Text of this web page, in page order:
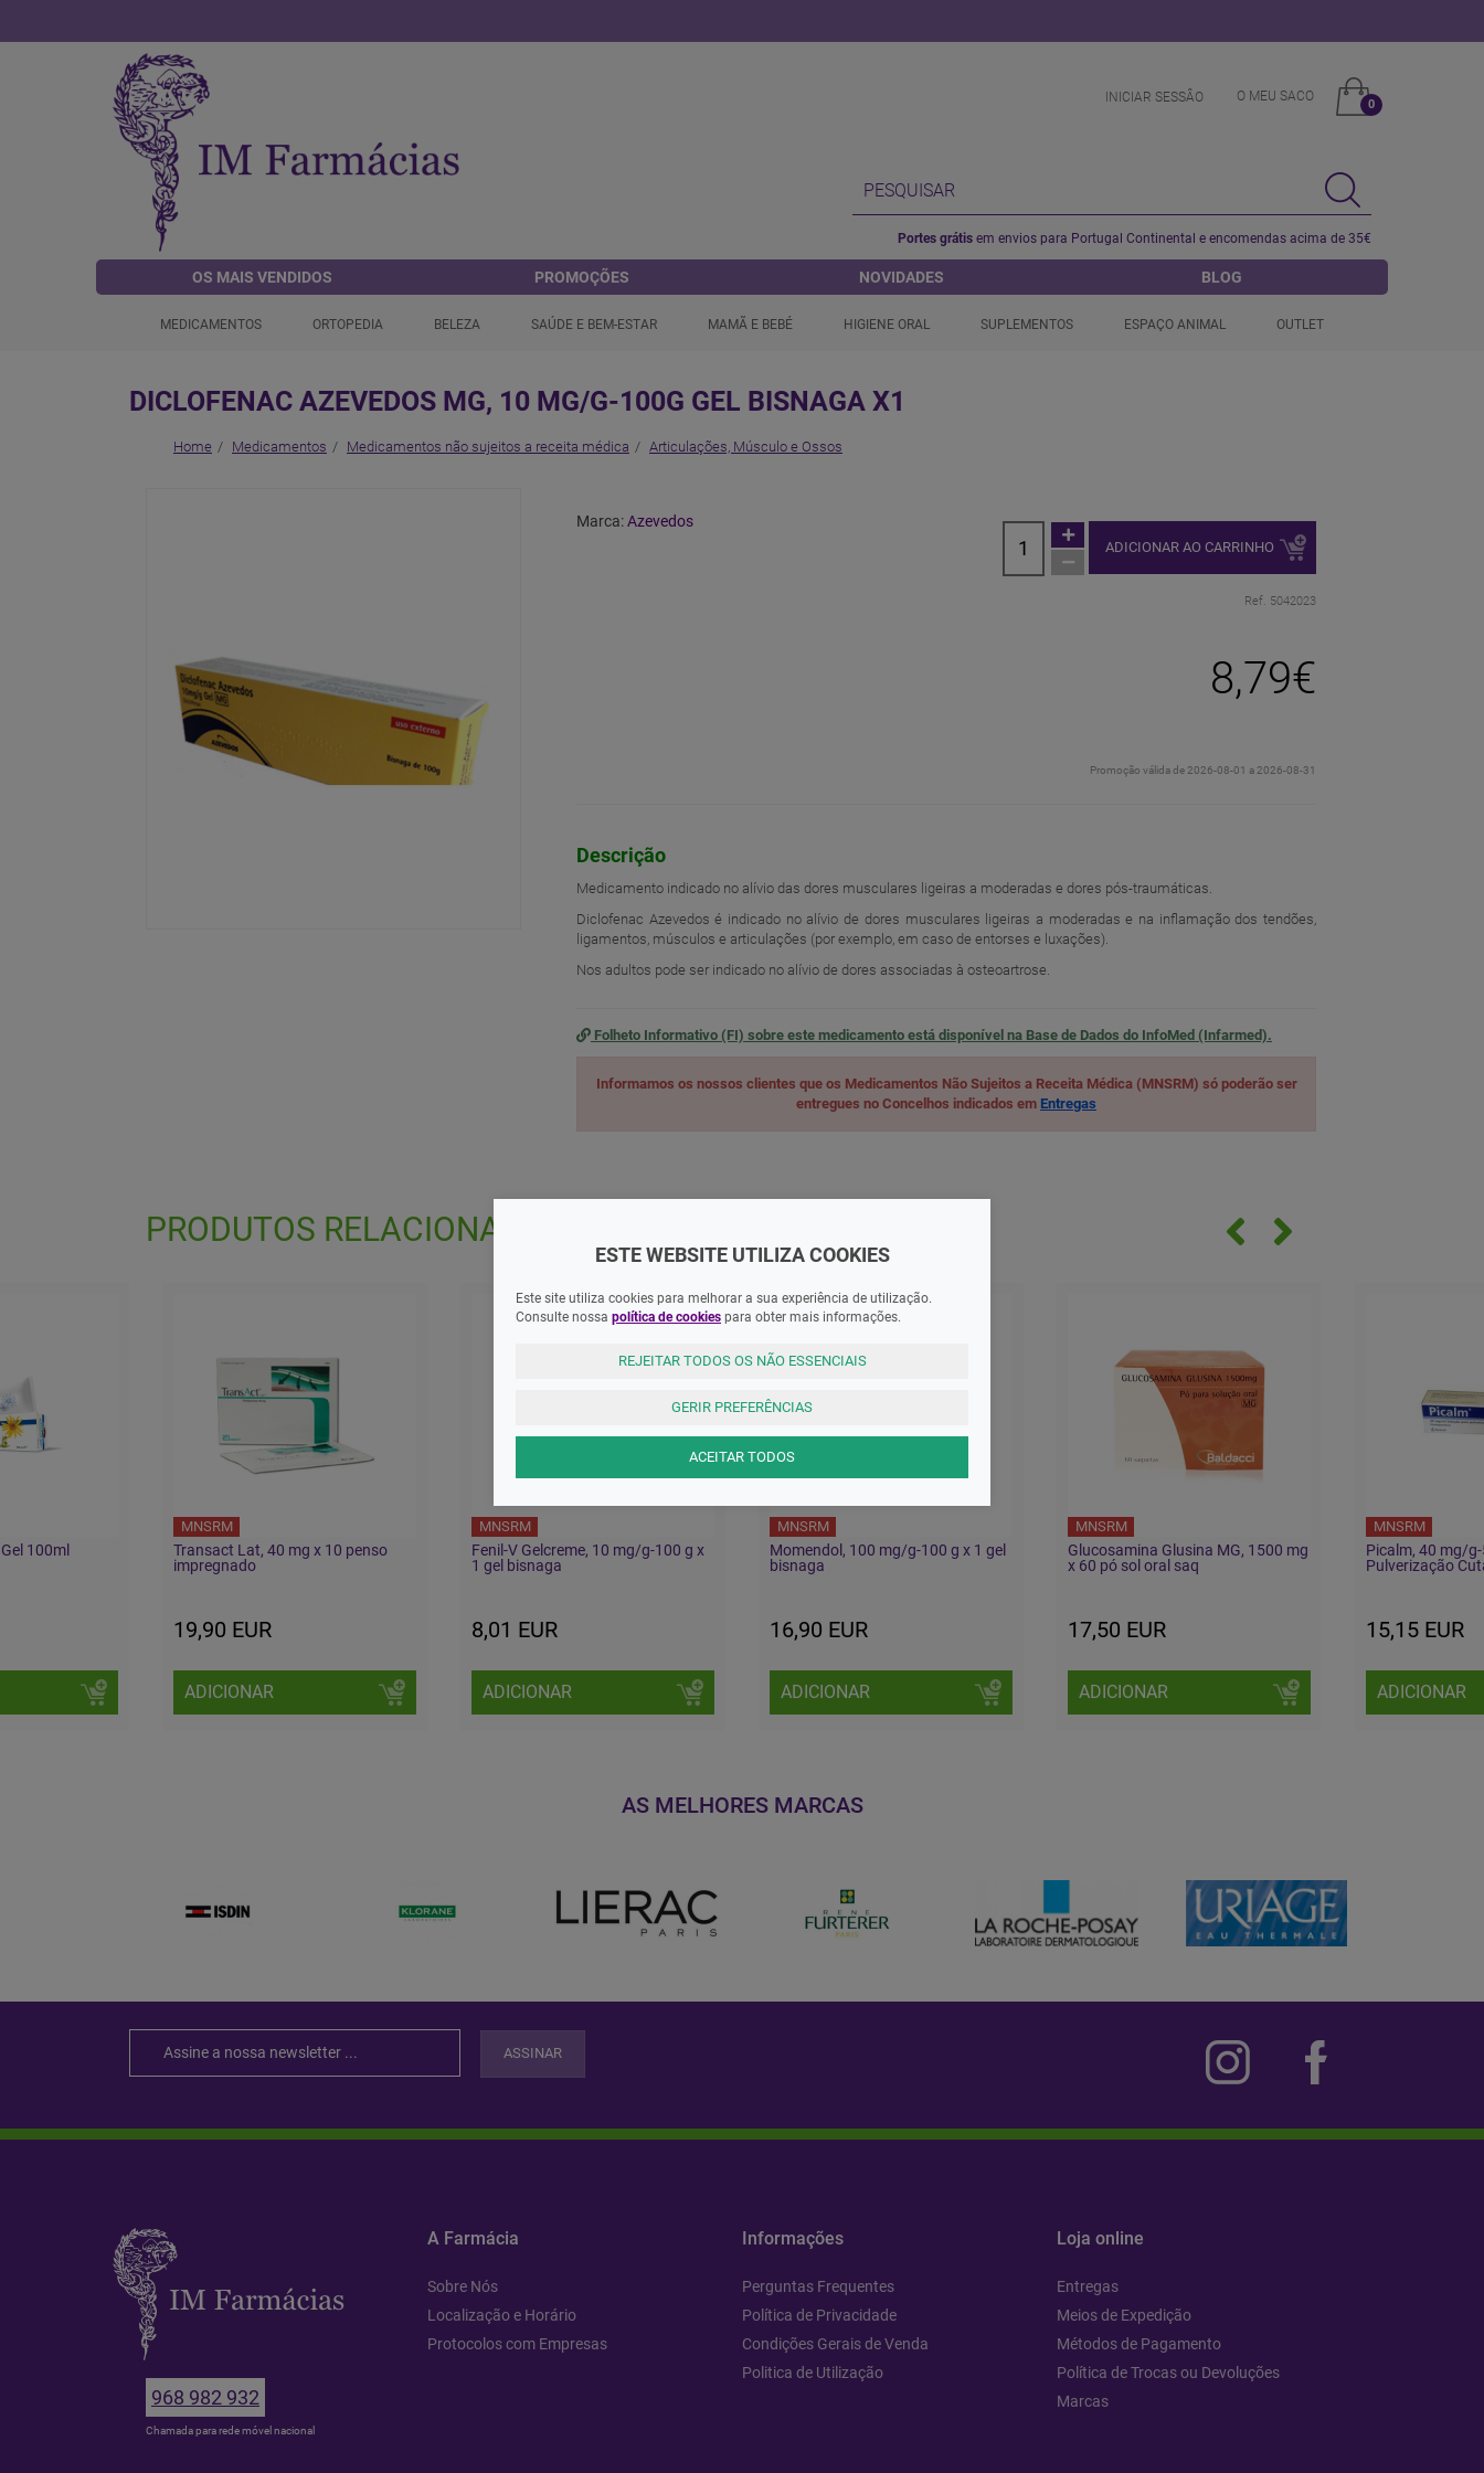
INICIAR SESSÂO O MEU SACO
0
Portes grátis em envios para Portugal Continental e encomendas acima de 35€
OS MAIS VENDIDOS PROMOÇÕES NOVIDADES BLOG
MEDICAMENTOS ORTOPEDIA BELEZA SAÚDE E BEM-ESTAR MAMÃ E BEBÉ HIGIENE ORAL SUPLEMENTOS ESPAÇO ANIMAL OUTLET
DICLOFENAC AZEVEDOS MG, 10 MG/G-100G GEL BISNAGA X1
Home Medicamentos Medicamentos não sujeitos a receita médica Articulações, Músculo e Ossos
Marca:Azevedos
ADICIONAR AO CARRINHO
Ref. 5042023
8,79€
Promoção válida de 2026-08-01 a 2026-08-31
Descrição
Medicamento indicado no alívio das dores musculares ligeiras a moderadas e dores pós-traumáticas.
Diclofenac Azevedos é indicado no alívio de dores musculares ligeiras a moderadas e na inflamação dos tendões,
ligamentos, músculos e articulações (por exemplo, em caso de entorses e luxações).
Nos adultos pode ser indicado no alívio de dores associadas à osteoartrose.
Folheto Informativo (FI) sobre este medicamento está disponível na Base de Dados do InfoMed (Infarmed).
Informamos os nossos clientes que os Medicamentos Não Sujeitos a Receita Médica (MNSRM) só poderão ser
entregues no Concelhos indicados em Entregas
PRODUTOS RELACIONADOS
100ml
MNSRM
Transact Lat, 40 mg x 10 penso
impregnado
19,90 EUR
ADICIONAR
MNSRM
Fenil-V Gelcreme, 10 mg/g-100 g x
1 gel bisnaga
8,01 EUR
ADICIONAR
MNSRM
Momendol, 100 mg/g-100 g x 1 gel
bisnaga
16,90 EUR
ADICIONAR
MNSRM
Glucosamina Glusina MG, 1500 mg
x 60 pó sol oral saq
17,50 EUR
ADICIONAR
MNSRM
Picalm, 40 mg/
Pulverização
15,15 EUR
ADICIONAR
AS MELHORES MARCAS
ASSINAR
968 982 932
Chamada para rede móvel nacional
A Farmácia
Sobre Nós
Localização e Horário
Protocolos com Empresas
Informações
Perguntas Frequentes
Política de Privacidade
Condições Gerais de Venda
Politica de Utilização
Loja online
Entregas
Meios de Expedição
Métodos de Pagamento
Política de Trocas ou Devoluções
Marcas
ESTE WEBSITE UTILIZA COOKIES
Este site utiliza cookies para melhorar a sua experiência de utilização.
Consulte nossa política de cookies para obter mais informações.
REJEITAR TODOS OS NÃO ESSENCIAIS
GERIR PREFERÊNCIAS
ACEITAR TODOS